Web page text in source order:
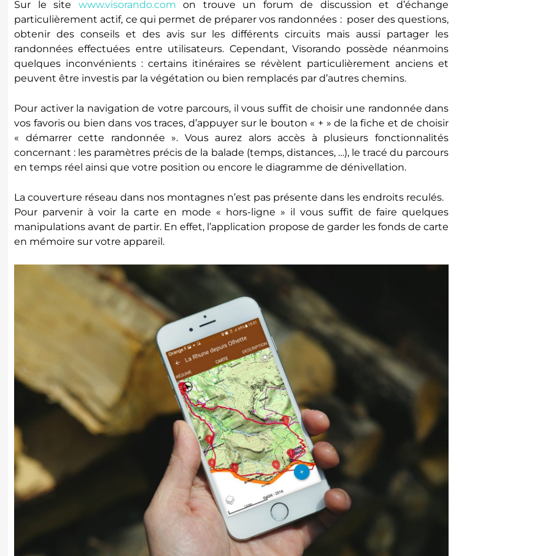
Sur le site www.visorando.com on trouve un forum de discussion et d’échange
particulièrement actif, ce qui permet de préparer vos randonnées : poser des questions,
obtenir des conseils et des avis sur les différents circuits mais aussi partager les
randonnées effectuées entre utilisateurs. Cependant, Visorando possède néanmoins
quelques inconvénients : certains itinéraires se révèlent particulièrement anciens et
peuvent être investis par la végétation ou bien remplacés par d’autres chemins.
Pour activer la navigation de votre parcours, il vous suffit de choisir une randonnée dans
vos favoris ou bien dans vos traces, d’appuyer sur le bouton « + » de la fiche et de choisir
« démarrer cette randonnée ». Vous aurez alors accès à plusieurs fonctionnalités
concernant : les paramètres précis de la balade (temps, distances, …), le tracé du parcours
en temps réel ainsi que votre position ou encore le diagramme de dénivellation.
La couverture réseau dans nos montagnes n’est pas présente dans les endroits reculés.
Pour parvenir à voir la carte en mode « hors-ligne » il vous suffit de faire quelques
manipulations avant de partir. En effet, l’application propose de garder les fonds de carte
en mémoire sur votre appareil.